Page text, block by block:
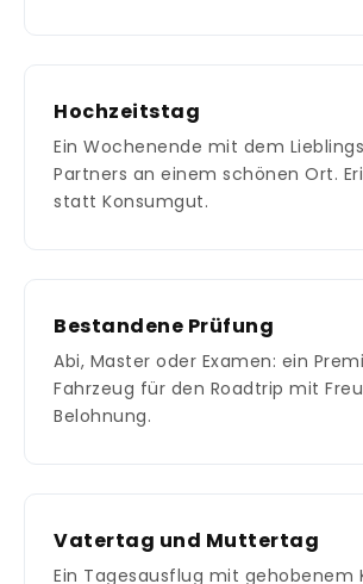
Hochzeitstag
Ein Wochenende mit dem
Partners an einem schönen Ort.
statt Konsumgut.
Bestandene Prüfung
Abi, Master oder Examen: ein
Fahrzeug für den Roadtrip mit
Belohnung.
Vatertag und Muttertag
Ein Tagesausflug mit gehobenem